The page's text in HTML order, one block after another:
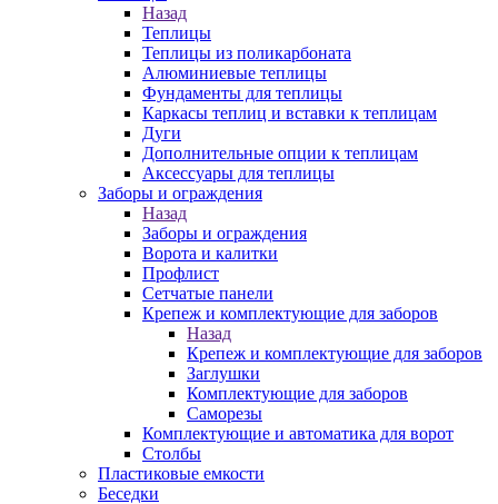
Назад
Теплицы
Теплицы из поликарбоната
Алюминиевые теплицы
Фундаменты для теплицы
Каркасы теплиц и вставки к теплицам
Дуги
Дополнительные опции к теплицам
Аксессуары для теплицы
Заборы и ограждения
Назад
Заборы и ограждения
Ворота и калитки
Профлист
Сетчатые панели
Крепеж и комплектующие для заборов
Назад
Крепеж и комплектующие для заборов
Заглушки
Комплектующие для заборов
Саморезы
Комплектующие и автоматика для ворот
Столбы
Пластиковые емкости
Беседки